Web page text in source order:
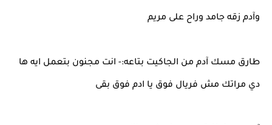
وآدم زقه جامد وراح على مريم
طارق مسك آدم من الجاكيت بتاعه:- انت مجنون بتعمل ايه ها
دي مراتك مش فريال فوق يا ادم فوق بقى